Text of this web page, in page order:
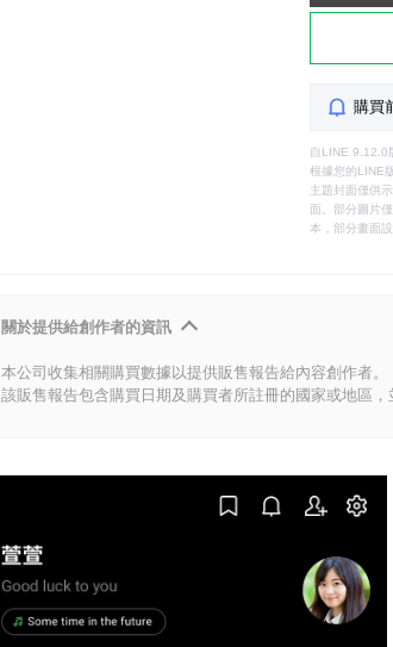
購買
自LINE 9.12.0
根據您的LINE
主題封面僅供
面。部分圖片
本，部分畫面
關於提供給創作者的資訊
本公司收集相關購買數據以提供販售報告給內容創作者。
該販售報告包含購買日期及購買者所註冊的國家或地區，